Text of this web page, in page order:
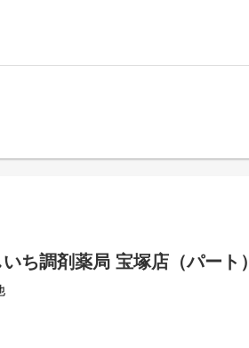
ち調剤薬局 宝塚店（パート）